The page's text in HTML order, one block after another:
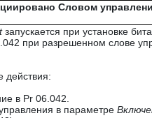
Словом
запускается при установке
при разрешенном слове
действия:
в Pr 06.042.
в параметре